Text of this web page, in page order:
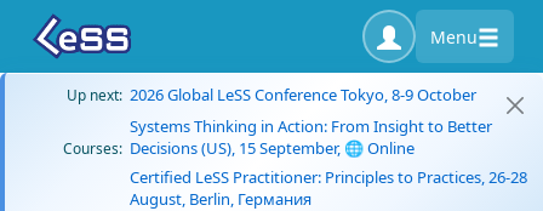
Menu
Up next: 2026 Global LeSS Conference Tokyo, 8-9 October
Courses:
Systems Thinking in Action: From Insight to Better
Decisions (US), 15 September, 🌐 Online
Certified LeSS Practitioner: Principles to Practices, 26-28
August, Berlin, Германия